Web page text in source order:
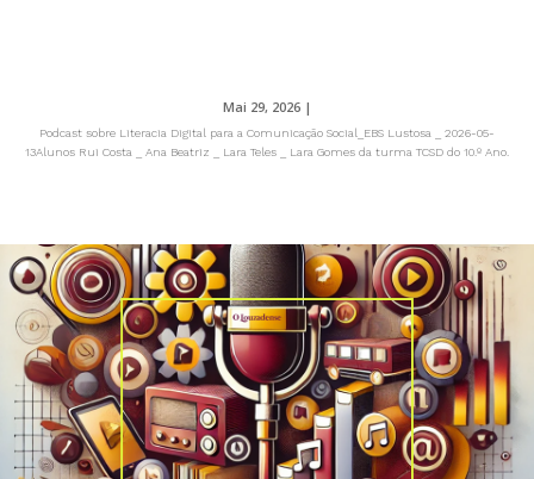
Mai 29, 2026|
Podcast sobre Literacia Digital para a Comunicação Social_EBS Lustosa _ 2026-05-
13Alunos Rui Costa _ Ana Beatriz _ Lara Teles _ Lara Gomes da turma TCSD do 10.º Ano.